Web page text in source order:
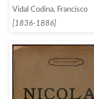
Vidal Codina, Francisco
[1836-1886]